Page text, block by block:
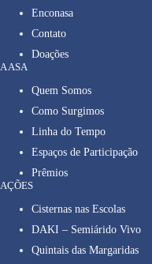
Enconasa
Contato
Doações
A ASA
Quem Somos
Como Surgimos
Linha do Tempo
Espaços de Participação
Prêmios
AÇÕES
Cisternas nas Escolas
DAKI – Semiárido Vivo
Quintais das Margaridas